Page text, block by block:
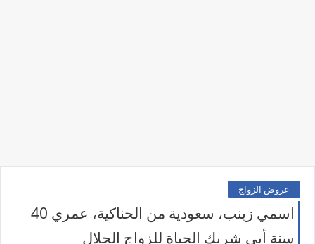
عروض الزواج
اسمي زينب، سعودية من الحناكية، عمري 40
سنة أبي شريك الحياة للزواج الحلال